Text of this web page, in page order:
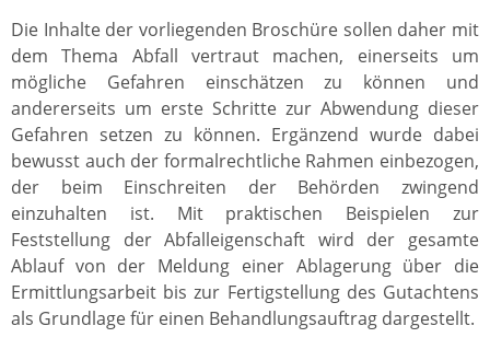
Die Inhalte der vorliegenden Broschüre sollen daher mit
dem Thema Abfall vertraut machen, einerseits um
mögliche Gefahren einschätzen zu können und
andererseits um erste Schritte zur Abwendung dieser
Gefahren setzen zu können. Ergänzend wurde dabei
bewusst auch der formalrechtliche Rahmen einbezogen,
der beim Einschreiten der Behörden zwingend
einzuhalten ist. Mit praktischen Beispielen zur
Feststellung der Abfalleigenschaft wird der gesamte
Ablauf von der Meldung einer Ablagerung über die
Ermittlungsarbeit bis zur Fertigstellung des Gutachtens
als Grundlage für einen Behandlungsauftrag dargestellt.